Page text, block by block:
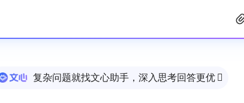
复杂问题就找文心助手，深入思考回答更优 